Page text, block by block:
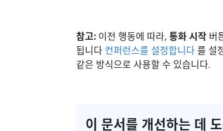
참고: 이전 행동에 따라, 통화 시작 버
됩니다 컨퍼런스를 설정합니다를 설
같은 방식으로 사용할 수 있습니다.
이 문서를 개선하는 데